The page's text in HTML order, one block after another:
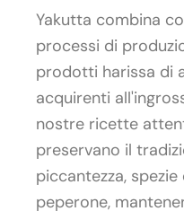
Yakutta combina
processi di
prodotti harissa di
acquirenti
nostre ricette
preservano il
piccantezza,
peperone,